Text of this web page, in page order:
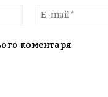
Ім'я*
коментаря